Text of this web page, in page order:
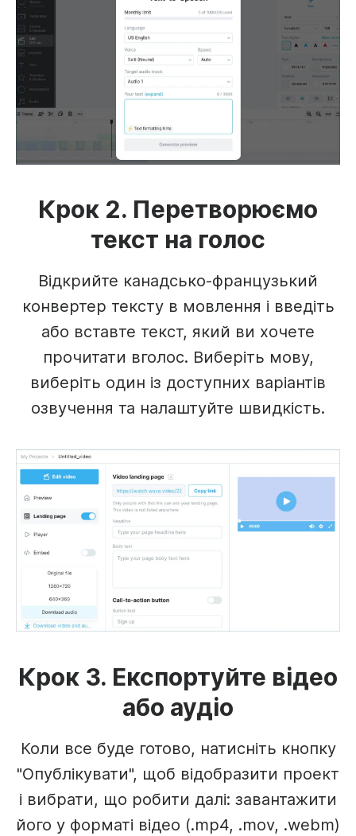
Крок 2. Перетворюємо
текст на голос
Відкрийте канадсько-французький
конвертер тексту в мовлення і введіть
або вставте текст, який ви хочете
прочитати вголос. Виберіть мову,
виберіть один із доступних варіантів
озвучення та налаштуйте швидкість.
Крок 3. Експортуйте відео
або аудіо
Коли все буде готово, натисніть кнопку
"Опублікувати", щоб відобразити проект
і вибрати, що робити далі: завантажити
його у форматі відео (.mp4, .mov, .webm)